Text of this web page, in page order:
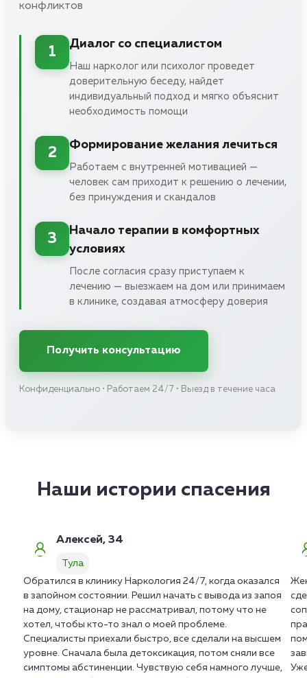
конфликтов
1
Диалог со специалистом
Наш нарколог или психолог проведет
доверительную беседу, найдет
индивидуальный подход и мягко объяснит
необходимость помощи
2
Формирование желания лечиться
Работаем с внутренней мотивацией —
человек сам приходит к решению о лечении,
без принуждения и скандалов
3
Начало терапии в комфортных
условиях
После согласия сразу приступаем к
лечению — выезжаем на дом или принимаем
в клинике, создавая атмосферу доверия
Получить консультацию
Конфиденциально • Работаем 24/7 • Выезд в течение часа
Наши истории спасения
Алексей, 34
Тула
Обратился в клинику Наркология 24/7, когда оказался
в запойном состоянии. Решил начать с вывода из запоя
на дому, стационар не рассматривал, потому что не
хотел, чтобы кто-то знал о моей проблеме.
Специалисты приехали быстро, все сделали на высшем
уровне. Сначала была детоксикация, потом сняли все
симптомы абстиненции. Чувствую себя намного лучше,